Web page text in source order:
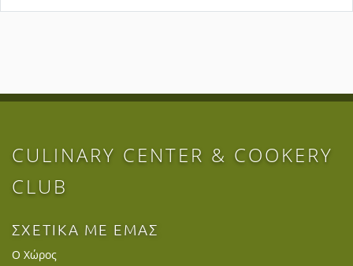
CULINARY CENTER & COOKERY
CLUB
ΣΧΕΤΙΚΑ ΜΕ ΕΜΑΣ
Ο Χώρος